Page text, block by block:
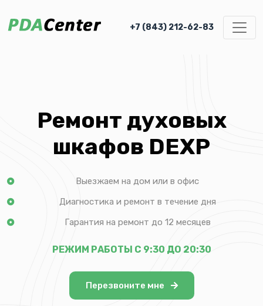
+7 (843) 212-62-83
Ремонт духовых
шкафов DEXP
Выезжаем на дом или в офис
Диагностика и ремонт в течение дня
Гарантия на ремонт до 12 месяцев
РЕЖИМ РАБОТЫ С 9:30 ДО 20:30
Перезвоните мне